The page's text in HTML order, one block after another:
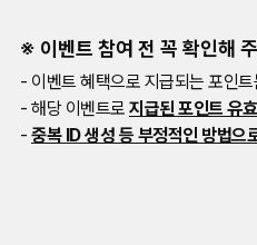
※ 이벤트 참여 전 꼭 확인해
이벤트 혜택으로 지급되는 포인
해당 이벤트로 지급된 포인트 유
중복 ID 생성 등 부정적인 방법으